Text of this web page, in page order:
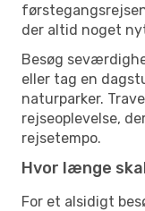
der altid noget
Besøg
eller tag en
naturparker.
rejseoplevelse,
rejsetempo.
Hvor længe
For et alsidigt